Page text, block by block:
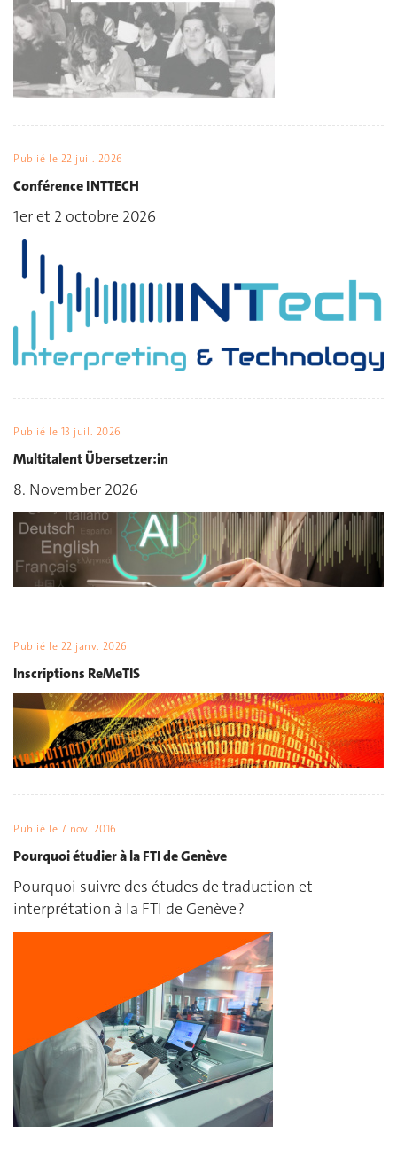
Publié le 22 juil. 2026
Conférence INTTECH
1er et 2 octobre 2026
Publié le 13 juil. 2026
Multitalent Übersetzer:in
8. November 2026
Publié le 22 janv. 2026
Inscriptions ReMeTIS
Publié le 7 nov. 2016
Pourquoi étudier à la FTI de Genève
Pourquoi suivre des études de traduction et
interprétation à la FTI de Genève ?